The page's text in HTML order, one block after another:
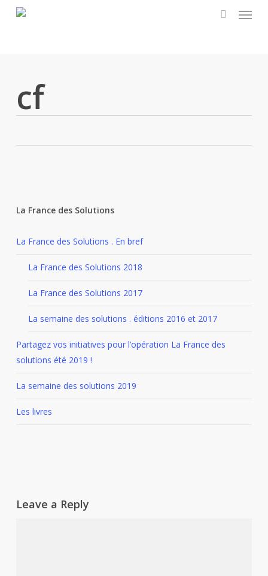
Menu
cf
La France des Solutions
La France des Solutions . En bref
La France des Solutions 2018
La France des Solutions 2017
La semaine des solutions . éditions 2016 et 2017
Partagez vos initiatives pour l’opération La France des
solutions été 2019 !
La semaine des solutions 2019
Les livres
Leave a Reply